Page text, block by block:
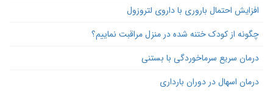
افزایش احتمال باروری با داروی لتروزول
چگونه از کودک ختنه شده در منزل مراقبت نماییم؟
درمان سریع سرماخوردگی با بستنی
درمان اسهال در دوران بارداری